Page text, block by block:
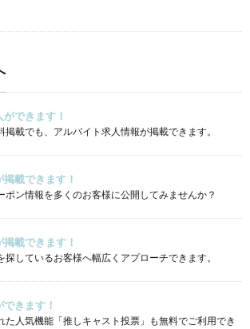
できます！
掲載でも、アルバイト求人情報が掲載できます。
載できます！
ポン情報を多くのお客様に公開してみませんか？
載できます！
探しているお客様へ幅広くアプローチできます。
きます！
た人気機能「推しキャスト投票」も無料でご利用でき